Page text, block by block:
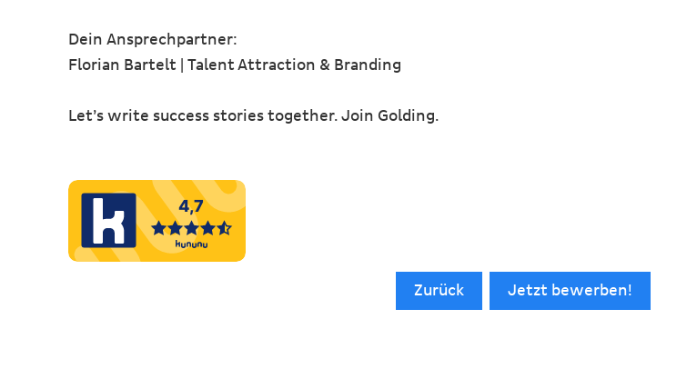
Dein Ansprechpartner:
Florian Bartelt | Talent Attraction & Branding
Let’s write success stories together. Join Golding.
Zurück Jetzt bewerben!